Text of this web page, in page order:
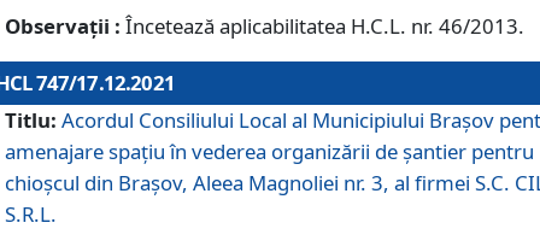
Observații : Încetează aplicabilitatea H.C.L. nr. 46/2013.
747/17.12.2021
Titlu: Acordul Consiliului Local al Municipiului Braşov
amenajare spațiu în vederea organizării de șantier pentru
chioșcul din Brașov, Aleea Magnoliei nr. 3, al firmei S.C.
S.R.L.